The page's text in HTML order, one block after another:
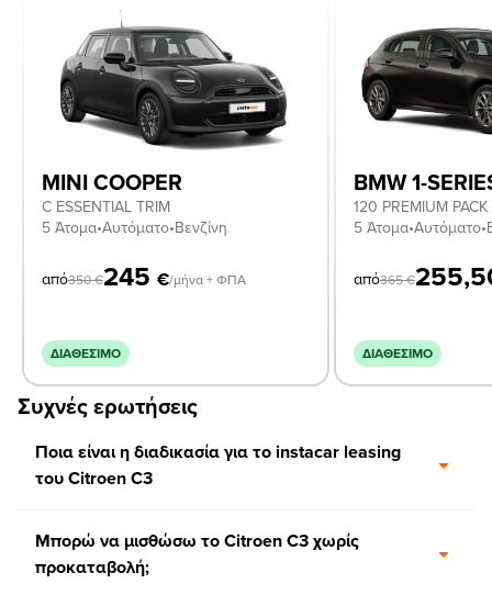
MINI COOPER
C ESSENTIAL TRIM
5 Άτομα•Αυτόματο•Βενζίνη
από350€245 €/μήνα + ΦΠΑ
ΔΙΑΘΈΣΙΜΟ
BMW 1-
120 PREMIUM PACK
5 Άτομα•Αυτόματο•
από365€
ΔΙΑΘΈΣΙΜΟ
Συχνές ερωτήσεις
Ποια είναι η διαδικασία για το instacar leasing
του Citroen C3
Μπορώ να μισθώσω το Citroen C3 χωρίς
προκαταβολή;